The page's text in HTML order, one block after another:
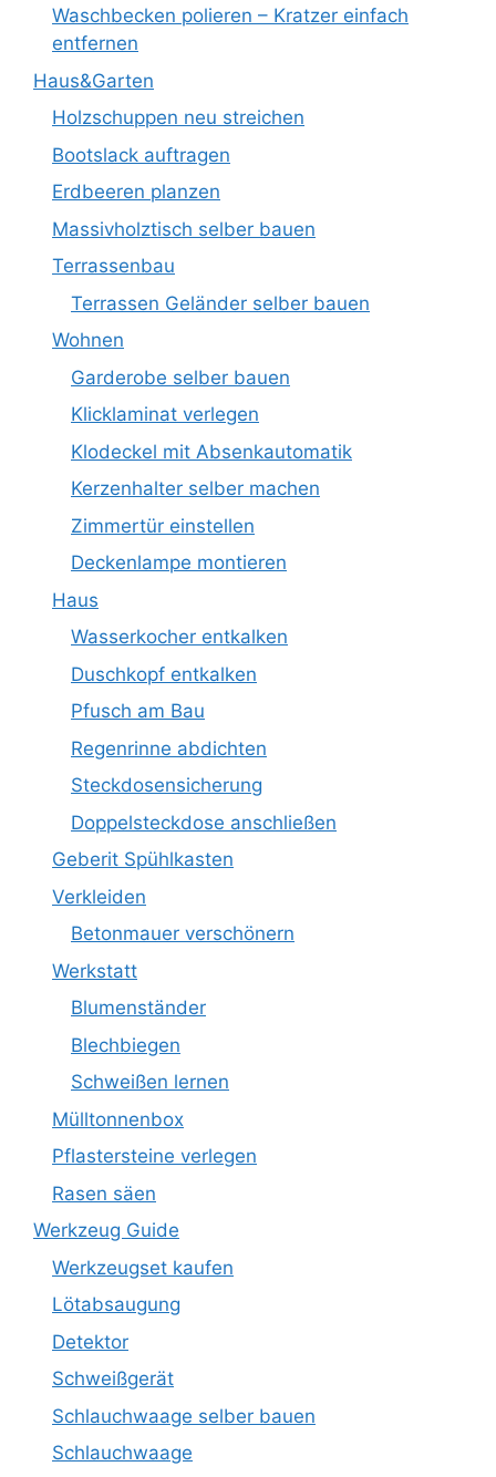
Waschbecken polieren – Kratzer einfach
entfernen
Haus&Garten
Holzschuppen neu streichen
Bootslack auftragen
Erdbeeren planzen
Massivholztisch selber bauen
Terrassenbau
Terrassen Geländer selber bauen
Wohnen
Garderobe selber bauen
Klicklaminat verlegen
Klodeckel mit Absenkautomatik
Kerzenhalter selber machen
Zimmertür einstellen
Deckenlampe montieren
Haus
Wasserkocher entkalken
Duschkopf entkalken
Pfusch am Bau
Regenrinne abdichten
Steckdosensicherung
Doppelsteckdose anschließen
Geberit Spühlkasten
Verkleiden
Betonmauer verschönern
Werkstatt
Blumenständer
Blechbiegen
Schweißen lernen
Mülltonnenbox
Pflastersteine verlegen
Rasen säen
Werkzeug Guide
Werkzeugset kaufen
Lötabsaugung
Detektor
Schweißgerät
Schlauchwaage selber bauen
Schlauchwaage